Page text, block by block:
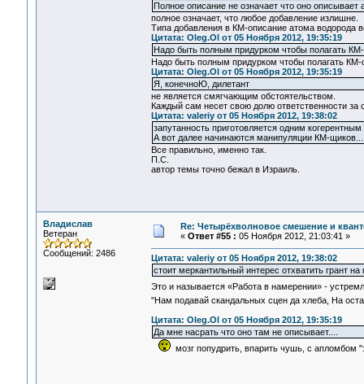
Полное описание не означает что оно описывает
полное означает, что любое добавление излишне.
Типа добавления в КМ-описание атома водорода
Цитата: Oleg.Ol от 05 Ноября 2012, 19:35:19
Надо быть полным придурком чтобы полагать
Надо быть полным придурком чтобы полагать
Цитата: Oleg.Ol от 05 Ноября 2012, 19:35:19
Я, конечноЮ, дилетант
не является смягчающим обстоятельством.
Каждый сам несет свою долю ответственности за
Цитата: valeriy от 05 Ноября 2012, 19:38:02
запутанность приготовляется одним
А вот далее начинаются манипуляции КМ-щиков...
Все правильно, именно так.
П.С.
автор темы точно бежал в Израиль.
Владислав
Ветеран
Сообщений: 2486
Re: Четырёхволновое смешение и
« Ответ #55 : 05 Ноября 2012, 21:03:41 »
Цитата: valeriy от 05 Ноября 2012, 19:38:02
стоит меркантильный интерес отхватить грант на
Это и называется «Работа в намерении» -
"Нам подавай скандальных сцен да хлеба, На
Цитата: Oleg.Ol от 05 Ноября 2012, 19:35:19
Да мне насрать что оно там не описывает....
мозг попудрить, впарить чушь, с апломбом